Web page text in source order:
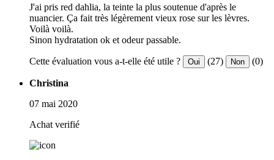
J'ai pris red dahlia, la teinte la plus soutenue d'après le
nuancier. Ça fait très légèrement vieux rose sur les lèvres.
Voilà voilà.
Sinon hydratation ok et odeur passable.
Cette évaluation vous a-t-elle été utile ? Oui (27) Non (0)
Christina
07 mai 2020
Achat verifié